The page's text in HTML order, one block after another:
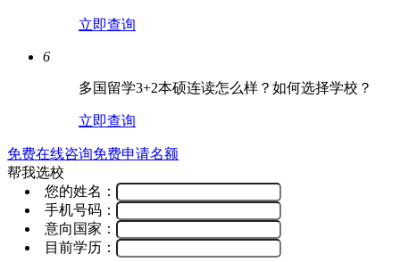
立即查询
6
多国留学3+2本硕连读怎么样？如何选择学校？
立即查询
免费在线咨询免费申请名额
帮我选校
您的姓名：
手机号码：
意向国家：
目前学历：